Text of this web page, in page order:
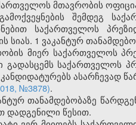
მთავრობის
შემდეგ
საქართველოს
სიას. 1 ვაკანტურ
მიერ საქართველოს
გადასცემს საქართველოს
ასარჩევად
№3878).
თანამდებობაზე
დადგენილი წესით.